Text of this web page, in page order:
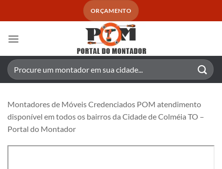
ORÇAMENTO
Pesquisar
por:
Montadores de Móveis Credenciados POM atendimento
disponível em todos os bairros da Cidade de Colméia TO –
Portal do Montador